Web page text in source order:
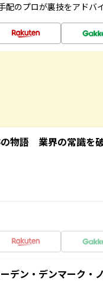
配のプロが裏技をアドバ
物語 業界の常識を
デン・デンマーク・